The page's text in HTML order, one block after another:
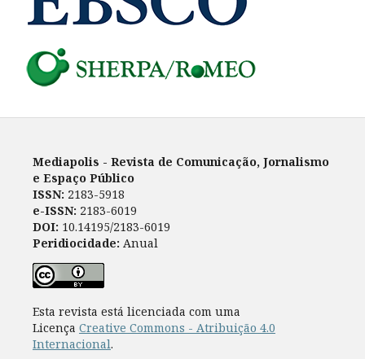
Mediapolis - Revista de Comunicação, Jornalismo
e Espaço Público
ISSN: 2183-5918
e-ISSN: 2183-6019
DOI: 10.14195/2183-6019
Peridiocidade: Anual
Esta revista está licenciada com uma
Licença Creative Commons - Atribuição 4.0
Internacional.